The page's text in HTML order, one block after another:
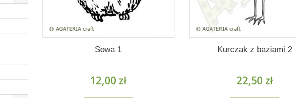
Sowa 1
12,00 zł
Kurczak z baziami 2
22,50 zł